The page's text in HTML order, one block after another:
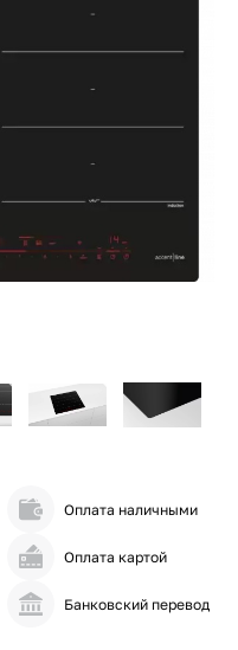
Оплата наличными
Оплата картой
Банковский перевод